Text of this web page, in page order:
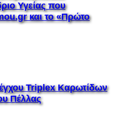
Υγείας που
και το «Πρώτο
Triplex Kαρωτίδων
Πέλλας